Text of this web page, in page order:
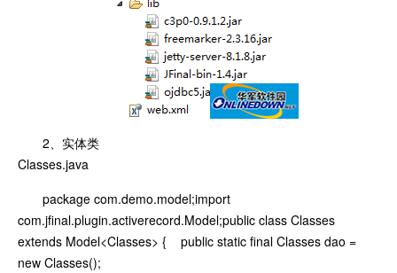
2、实体类
Classes.java
package com.demo.model;import
com.jfinal.plugin.activerecord.Model;public class Classes
extends Model<Classes> { public static final Classes dao =
new Classes();